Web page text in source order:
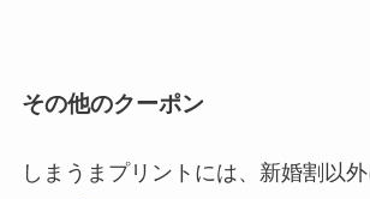
その他のクーポン
しまうまプリントには、新婚割以外